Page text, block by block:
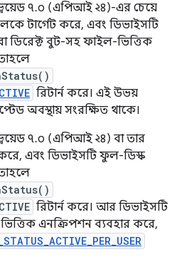
৭.০ (এপিআই ২৪)-এর চেয়ে
টার্গেট করে, এবং ডিভাইসটি
ডিরেক্ট বুট-সহ ফাইল-ভিত্তিক
রিটার্ন করে। এই উভয়
অবস্থায় সংরক্ষিত থাকে।
৭.০ (এপিআই ২৪) বা তার
এবং ডিভাইসটি ফুল-ডিস্ক
রিটার্ন করে। আর ডিভাইসটি
এনক্রিপশন ব্যবহার করে,